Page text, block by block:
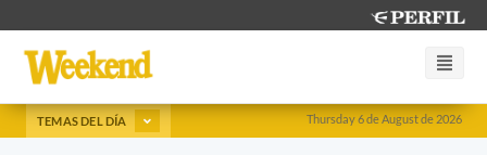
Thursday 6 de August de 2026
TEMAS DEL DÍA